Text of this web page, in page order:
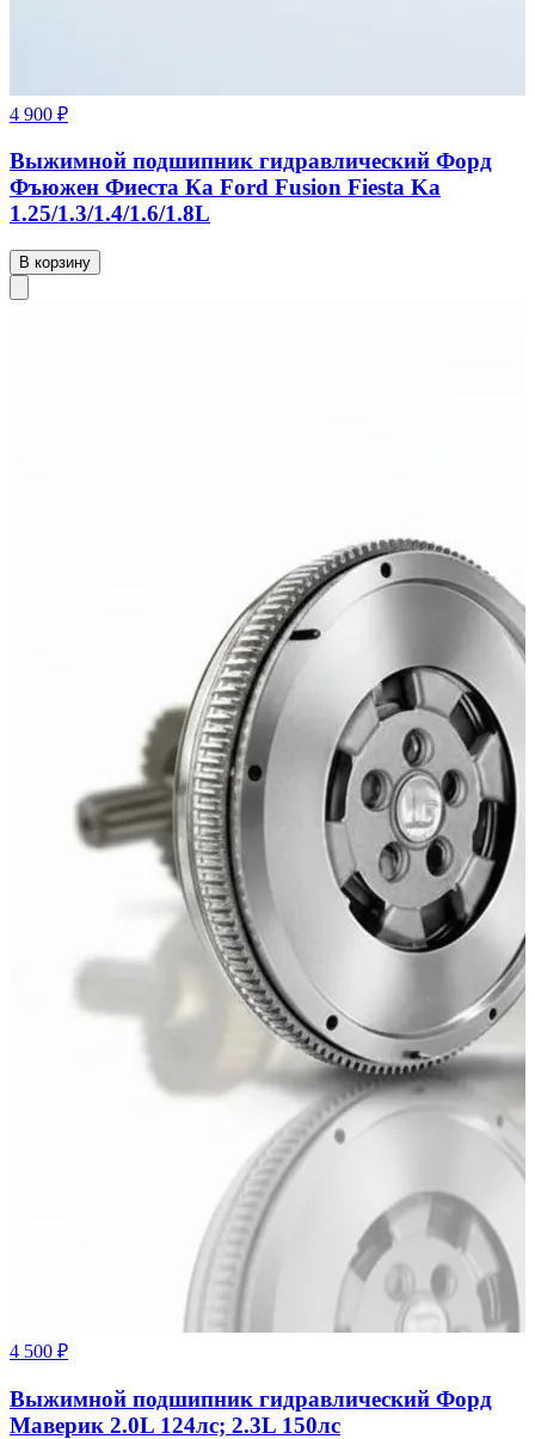
4 900 ₽
Выжимной подшипник гидравлический Форд
Фъюжен Фиеста Ка Ford Fusion Fiesta Ka
1.25/1.3/1.4/1.6/1.8L
В корзину
4 500 ₽
Выжимной подшипник гидравлический Форд
Маверик 2.0L 124лс; 2.3L 150лс